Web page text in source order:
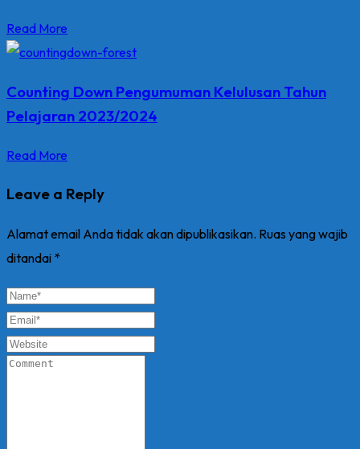
Read More
Counting Down Pengumuman Kelulusan Tahun
Pelajaran 2023/2024
Read More
Leave a Reply
Alamat email Anda tidak akan dipublikasikan. Ruas yang wajib
ditandai *